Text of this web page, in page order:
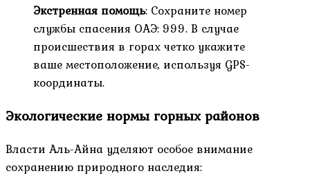
Экстренная помощь: Сохраните номер
службы спасения ОАЭ: 999. В случае
происшествия в горах четко укажите
ваше местоположение, используя GPS-
координаты.
Экологические нормы горных районов
Власти Аль-Айна уделяют особое внимание
сохранению природного наследия: